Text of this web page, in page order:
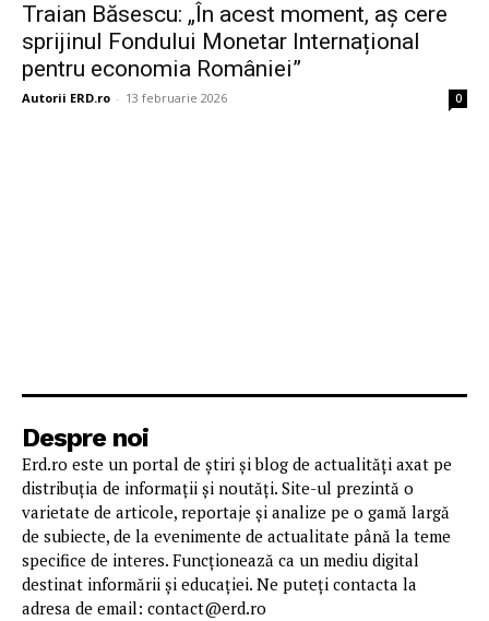
Traian Băsescu: „În acest moment, aș cere
sprijinul Fondului Monetar Internațional
pentru economia României”
Autorii ERD.ro - 13 februarie 2026 0
Despre noi
Erd.ro este un portal de știri și blog de actualități axat pe
distribuția de informații și noutăți. Site-ul prezintă o
varietate de articole, reportaje și analize pe o gamă largă
de subiecte, de la evenimente de actualitate până la teme
specifice de interes. Funcționează ca un mediu digital
destinat informării și educației. Ne puteți contacta la
adresa de email: contact@erd.ro